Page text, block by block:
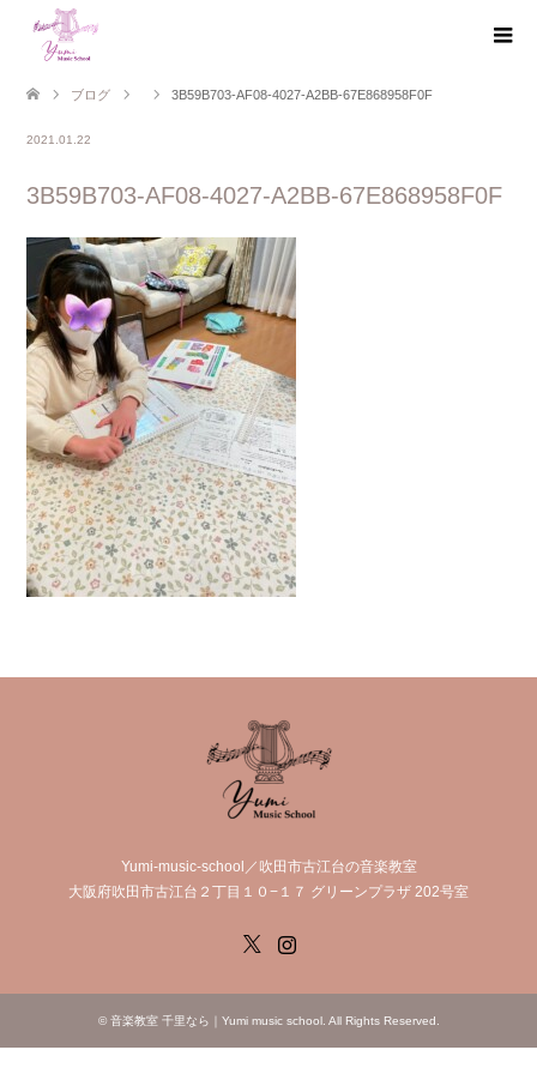
ブログ 3B59B703-AF08-4027-A2BB-67E868958F0F
2021.01.22
3B59B703-AF08-4027-A2BB-67E868958F0F
Yumi-music-school／吹田市古江台の音楽教室
大阪府吹田市古江台２丁目１０−１７ グリーンプラザ 202号室
© 音楽教室 千里なら｜Yumi music school. All Rights Reserved.